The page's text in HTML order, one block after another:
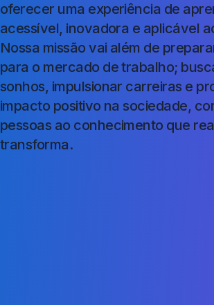
oferecer uma experiência de
acessível, inovadora e aplicável
Nossa missão vai além de
para o mercado de trabalho;
sonhos, impulsionar carreiras e
impacto positivo na sociedade,
pessoas ao conhecimento que
transforma.